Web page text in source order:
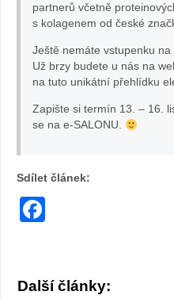
partnerů včetně
s kolagenem od české
Ještě nemáte vstupenku na
Už brzy budete u nás na
na tuto unikátní přehlídku
Zapište si termín 13. – 16.
se na e-SALONU.
Sdílet článek:
Další články: